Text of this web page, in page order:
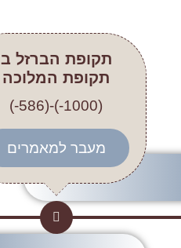
תקופת הברזל ב
תקופת המלוכה
(1000-)-(586-)
מעבר למאמרים